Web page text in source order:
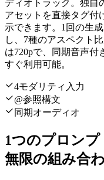
ディオトラック。独自
アセットを直接タグ付
示できます。1回の生
し、7種のアスペクト
は720pで、同期音声付
すぐ利用可能。
4モダリティ入力
@参照構文
同期オーディオ
1つのプロンプ
無限の組み合わ